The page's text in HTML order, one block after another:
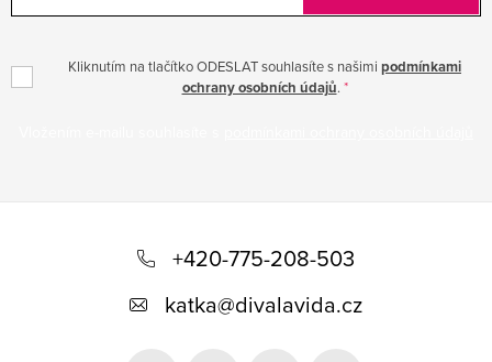
Kliknutím na tlačítko ODESLAT souhlasíte s našimi podmínkami
ochrany osobních údajů.
+420-775-208-503
katka@divalavida.cz